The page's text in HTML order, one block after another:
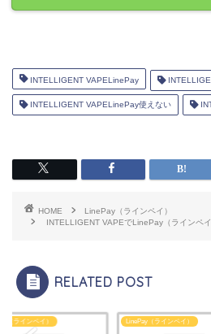
INTELLIGENT VAPELinePay
INTELLIGENT VAPELinePay使えない
HOME
LinePay（ラインペイ）
INTELLIGENT VAPEでLinePay（ラインペ
RELATED POST
LinePay（ラインペイ） LinePay（ライン